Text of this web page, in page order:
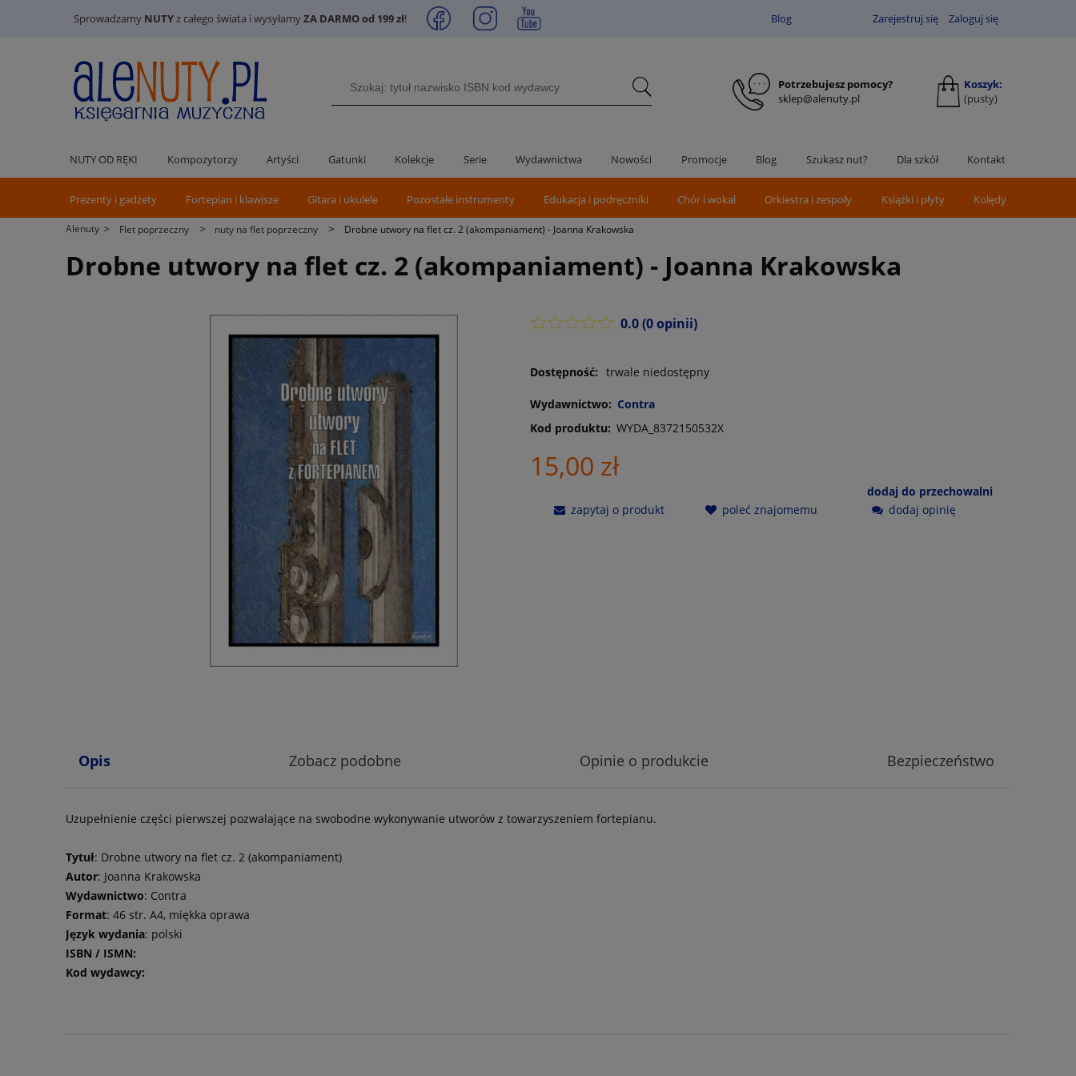
Sprowadzamy NUTYz całego świata i wysyłamyZA DARMO od 199 zł! Blog Zarejestruj się Zaloguj się
Potrzebujesz pomocy?
sklep@alenuty.pl
Koszyk:
(pusty)
NUTY OD RĘKI Kompozytorzy Artyści Gatunki Kolekcje Serie Wydawnictwa Nowości Promocje Blog Szukasz nut? Dla szkół Kontakt
Prezenty i gadżety Fortepian i klawisze Gitara i ukulele Pozostałe instrumenty Edukacja i podręczniki Chór i wokal Orkiestra i zespoły Książki i płyty Kolędy
Alenuty > Flet poprzeczny > nuty na flet poprzeczny > Drobne utwory na flet cz. 2 (akompaniament) - Joanna Krakowska
Drobne utwory na flet cz. 2 (akompaniament) - Joanna Krakowska
0.0(0 opinii)
Dostępność: trwale niedostępny
Wydawnictwo: Contra
Kod produktu: WYDA_8372150532X
15,00 zł
dodaj do przechowalni
zapytaj o produkt
poleć znajomemu dodaj opinię
Opis Zobacz podobne Opinie o produkcie Bezpieczeństwo
Uzupełnienie części pierwszej pozwalające na swobodne wykonywanie utworów z towarzyszeniem fortepianu.
Tytuł: Drobne utwory na flet cz. 2 (akompaniament)
Autor: Joanna Krakowska
Wydawnictwo: Contra
Format: 46 str. A4, miękka oprawa
Język wydania: polski
ISBN / ISMN:
Kod wydawcy: